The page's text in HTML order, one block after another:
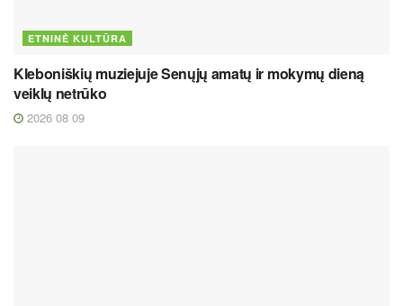
ETNINĖ KULTŪRA
Kleboniškių muziejuje Senųjų amatų ir mokymų dieną
veiklų netrūko
2026 08 09